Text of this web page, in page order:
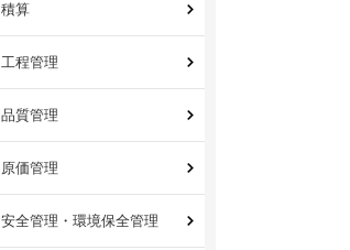
積算
工程管理
品質管理
原価管理
安全管理・環境保全管理